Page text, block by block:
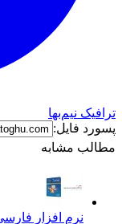
نیم‌بها
فایل:
مشابه
نرم افزار فارسی